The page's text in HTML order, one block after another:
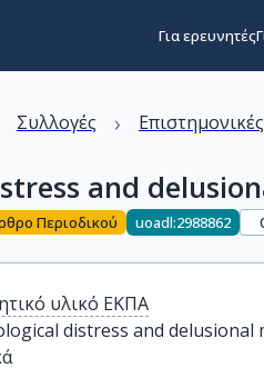
Για ερευνητές
Συλλογές ›
and
Περιοδικού uoadl:2988862
υλικό ΕΚΠΑ
distress and